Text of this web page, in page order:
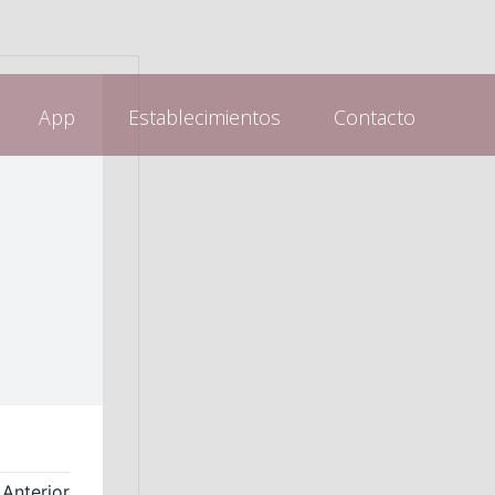
App Establecimientos Contacto